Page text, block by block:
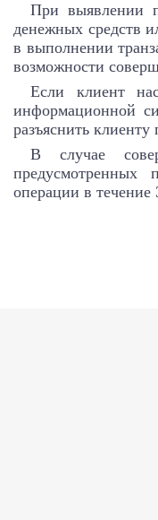
При выявлении
денежных средств
в выполнении
возможности
Если клиент
информационной
разъяснить
В случае
предусмотренных
операции в течение